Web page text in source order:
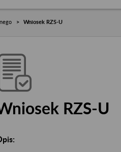
Wniosek RZS-U
RZS-U